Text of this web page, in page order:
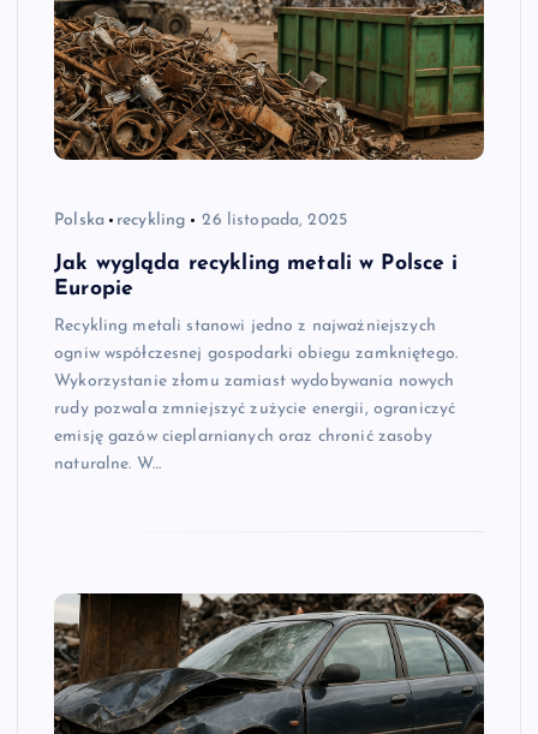
Polska recykling 26 listopada, 2025
Jak wygląda recykling metali w Polsce i
Europie
Recykling metali stanowi jedno z najważniejszych
ogniw współczesnej gospodarki obiegu zamkniętego.
Wykorzystanie złomu zamiast wydobywania nowych
rudy pozwala zmniejszyć zużycie energii, ograniczyć
emisję gazów cieplarnianych oraz chronić zasoby
naturalne. W…